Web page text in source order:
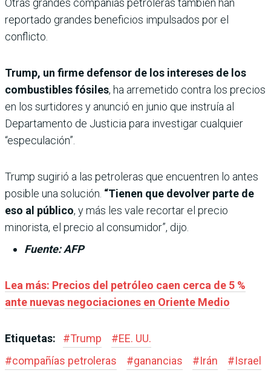
Otras grandes compañías petroleras también han
reportado grandes beneficios impulsados ​​por el
conflicto.
Trump, un firme defensor de los intereses de los
combustibles fósiles, ha arremetido contra los precios
en los surtidores y anunció en junio que instruía al
Departamento de Justicia para investigar cualquier
“especulación”.
Trump sugirió a las petroleras que encuentren lo antes
posible una solución. “Tienen que devolver parte de
eso al público, y más les vale recortar el precio
minorista, el precio al consumidor”, dijo.
Fuente: AFP
Lea más: Precios del petróleo caen cerca de 5 %
ante nuevas negociaciones en Oriente Medio
Etiquetas: #Trump #EE. UU.
#compañías petroleras #ganancias #Irán #Israel